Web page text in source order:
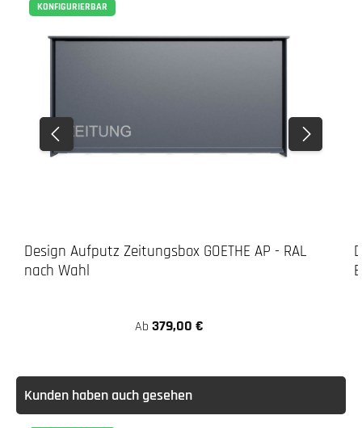
KONFIGURIERBAR
Design Aufputz Zeitungsbox GOETHE AP - RAL
nach Wahl
Ab 379,00 €
Kunden haben auch gesehen